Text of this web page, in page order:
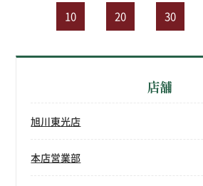
10 20 30
店舗
旭川東光店
本店営業部